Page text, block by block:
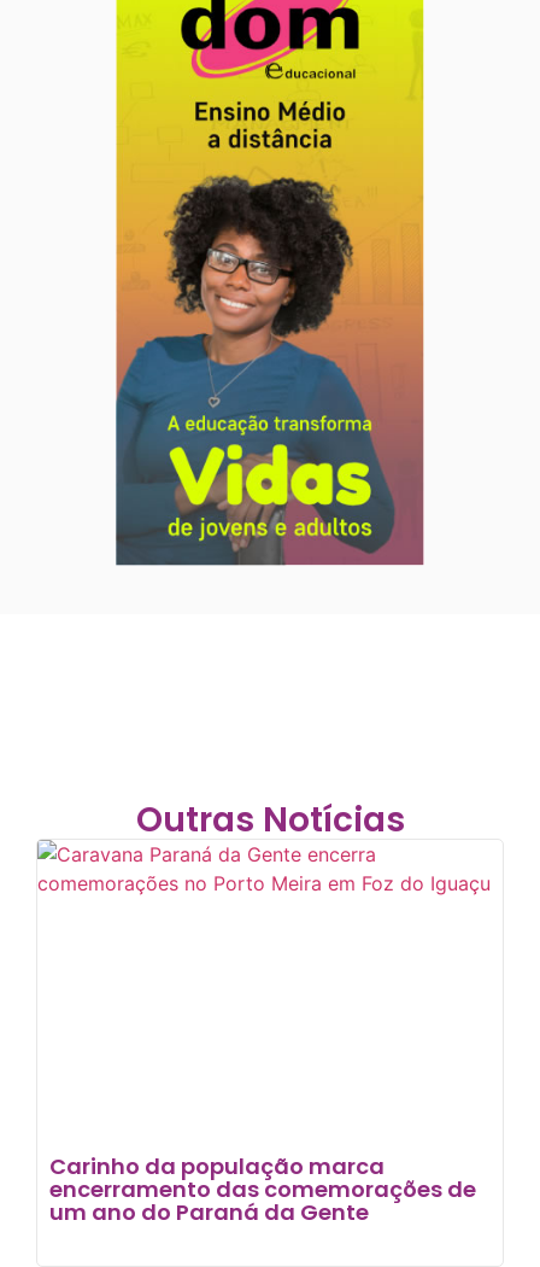
Outras Notícias
Carinho da população marca
encerramento das comemorações de
um ano do Paraná da Gente